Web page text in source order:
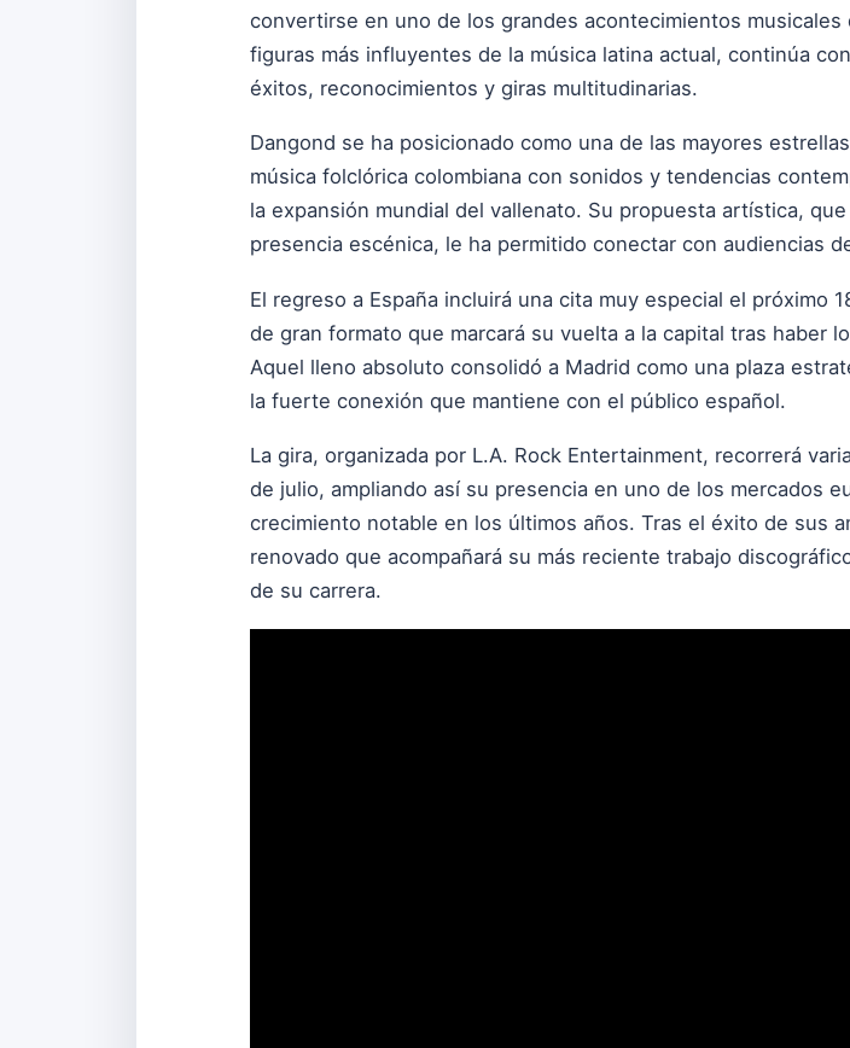
convertirse en uno de los grandes acontecimientos
figuras más influyentes de la música latina actual, continúa
éxitos, reconocimientos y giras multitudinarias.
Dangond se ha posicionado como una de las mayores
música folclórica colombiana con sonidos y tendencias
la expansión mundial del vallenato. Su propuesta artística,
presencia escénica, le ha permitido conectar con audiencias
El regreso a España incluirá una cita muy especial el
de gran formato que marcará su vuelta a la capital tras haber
Aquel lleno absoluto consolidó a Madrid como una plaza
la fuerte conexión que mantiene con el público español.
La gira, organizada por L.A. Rock Entertainment, recorrerá
de julio, ampliando así su presencia en uno de los mercados
crecimiento notable en los últimos años. Tras el éxito de sus
renovado que acompañará su más reciente trabajo
de su carrera.